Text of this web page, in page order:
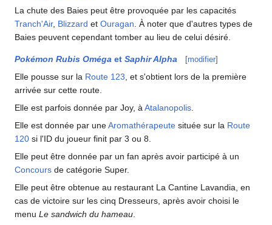
La chute des Baies peut être provoquée par les capacités
Tranch'Air, Blizzard et Ouragan . À noter que d'autres types de
Baies peuvent cependant tomber au lieu de celui désiré.
Pokémon Rubis Oméga et Saphir Alpha [modifier]
Elle pousse sur la Route 123 , et s'obtient lors de la première
arrivée sur cette route.
Elle est parfois donnée par Joy, à Atalanopolis
Elle est donnée par uneAromathérapeute située sur la Route
120 si l'ID du joueur finit par 3 ou 8.
Elle peut être donnée par un fan après avoir participé à un
Concours de catégorie Super.
Elle peut être obtenue au restaurant La Cantine Lavandia, en
cas de victoire sur les cinq Dresseurs, après avoir choisi le
menu Le sandwich du hameau